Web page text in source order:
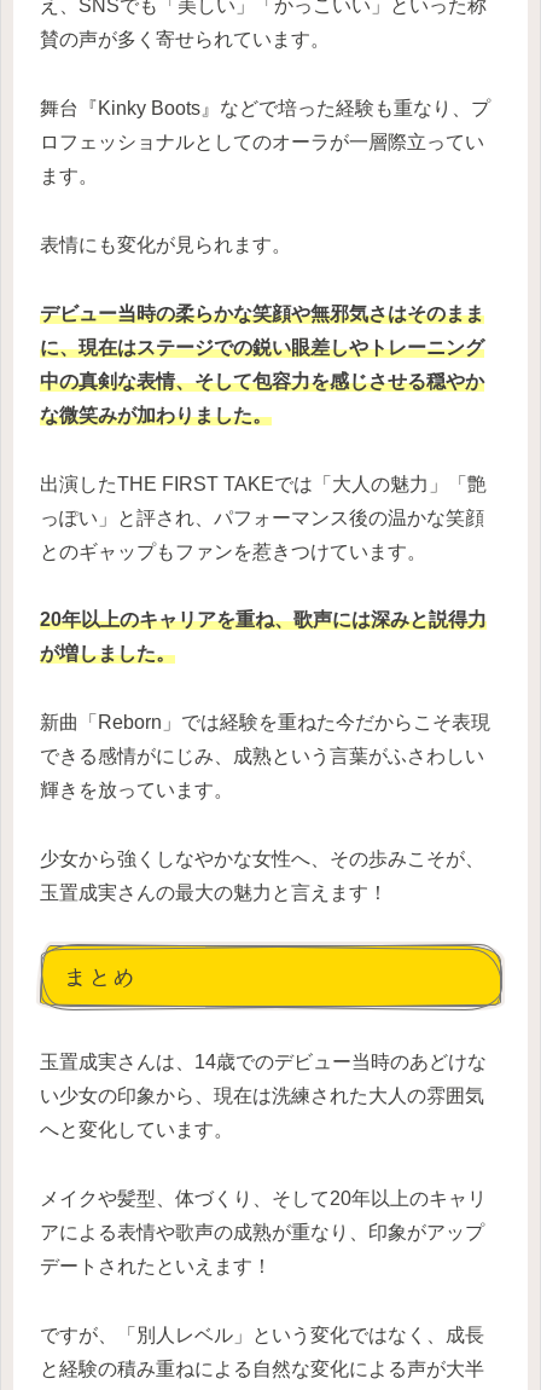
え、SNSでも「美しい」「かっこいい」といった称
賛の声が多く寄せられています。
舞台『Kinky Boots』などで培った経験も重なり、プ
ロフェッショナルとしてのオーラが一層際立ってい
ます。
表情にも変化が見られます。
デビュー当時の柔らかな笑顔や無邪気さはそのまま
に、現在はステージでの鋭い眼差しやトレーニング
中の真剣な表情、そして包容力を感じさせる穏やか
な微笑みが加わりました。
出演したTHE FIRST TAKEでは「大人の魅力」「艶
っぽい」と評され、パフォーマンス後の温かな笑顔
とのギャップもファンを惹きつけています。
20年以上のキャリアを重ね、歌声には深みと説得力
が増しました。
新曲「Reborn」では経験を重ねた今だからこそ表現
できる感情がにじみ、成熟という言葉がふさわしい
輝きを放っています。
少女から強くしなやかな女性へ、その歩みこそが、
玉置成実さんの最大の魅力と言えます！
まとめ
玉置成実さんは、14歳でのデビュー当時のあどけな
い少女の印象から、現在は洗練された大人の雰囲気
へと変化しています。
メイクや髪型、体づくり、そして20年以上のキャリ
アによる表情や歌声の成熟が重なり、印象がアップ
デートされたといえます！
ですが、「別人レベル」という変化ではなく、成長
と経験の積み重ねによる自然な変化による声が大半